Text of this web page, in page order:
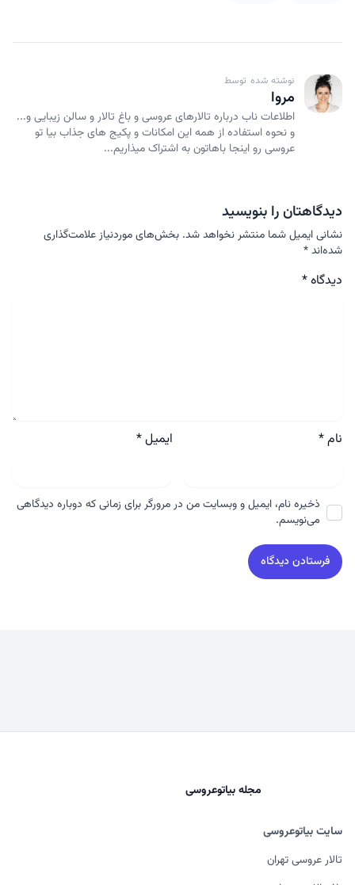
نوشته شده توسط
مروا
اطلاعات ناب درباره تالارهای عروسی و باغ تالار و سالن زیبایی و...
و نحوه استفاده از همه این امکانات و پکیج های جذاب بیا تو
عروسی رو اینجا باهاتون به اشتراک میذاریم...
دیدگاهتان را بنویسید
نشانی ایمیل شما منتشر نخواهد شد. بخش‌های موردنیاز علامت‌گذاری
شده‌اند*
دیدگاه*
نام* ایمیل*
ذخیره نام، ایمیل و وبسایت من در مرورگر برای زمانی که دوباره دیدگاهی
می‌نویسم.
مجله بیاتوعروسی
سایت بیاتوعروسی
تالار عروسی تهران